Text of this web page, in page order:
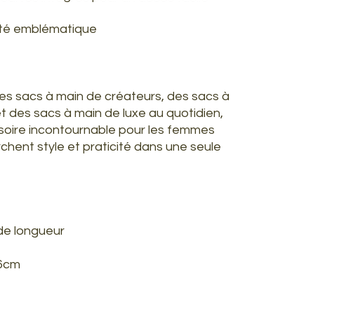
emblématique
sacs à main de créateurs, des sacs à
des sacs à main de luxe au quotidien,
incontournable pour les femmes
style et praticité dans une seule
longueur